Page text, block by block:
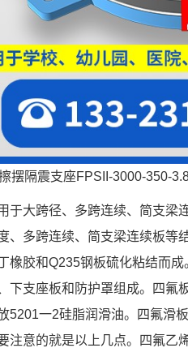
摆隔震支座FPSII-3000-350-
于大跨径、多跨连续、简支梁
、多跨连续、简支梁连续板等
橡胶和Q235钢板硫化粘结而
下支座板和防护罩组成。四氟
5201一2硅脂润滑油。四氟滑
注意的就是以上几点。四氟乙